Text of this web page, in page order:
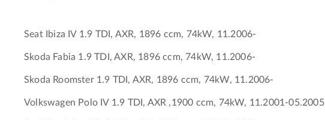
Seat Ibiza IV 1.9 TDI, AXR, 1896 ccm, 74kW, 11.2006-
Skoda Fabia 1.9 TDI, AXR, 1896 ccm, 74kW, 11.2006-
Skoda Roomster 1.9 TDI, AXR, 1896 ccm, 74kW, 11.2006-
Volkswagen Polo IV 1.9 TDI, AXR ,1900 ccm, 74kW, 11.2001-05.2005